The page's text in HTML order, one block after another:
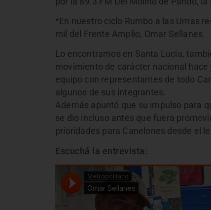
*En nuestro ciclo Rumbo a las Urnas
mil del Frente Amplio, Omar Sellanes.
Lo encontramos en Santa Lucia,
movimiento de carácter nacional
equipo con representantes de todo
algunos de sus integrantes.
Además apuntó que su impulso para
se dio incluso antes que fuera
prioridades para Canelones desde el
Escuchá la entrevista: